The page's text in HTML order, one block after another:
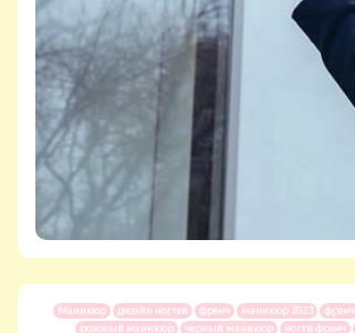
Маникюр дизайн ногтей френч маникюр 2023 френч
розовый маникюр
черный маникюр ногти френч